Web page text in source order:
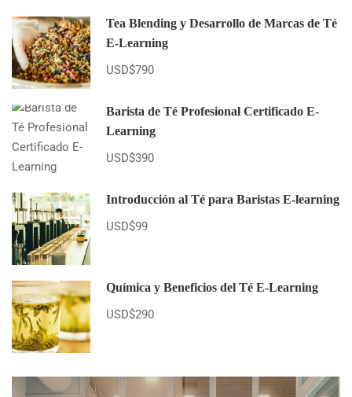
Tea Blending y Desarrollo de Marcas de Té
E-Learning
USD$790
Barista de Té Profesional Certificado E-
Learning
USD$390
Introducción al Té para Baristas E-learning
USD$99
Química y Beneficios del Té E-Learning
USD$290